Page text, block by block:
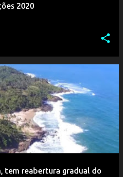
2020
tem reabertura gradual do